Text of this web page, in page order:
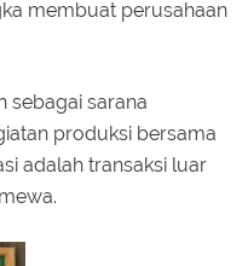
membuat perusahaan
sebagai sarana
produksi bersama
adalah transaksi luar